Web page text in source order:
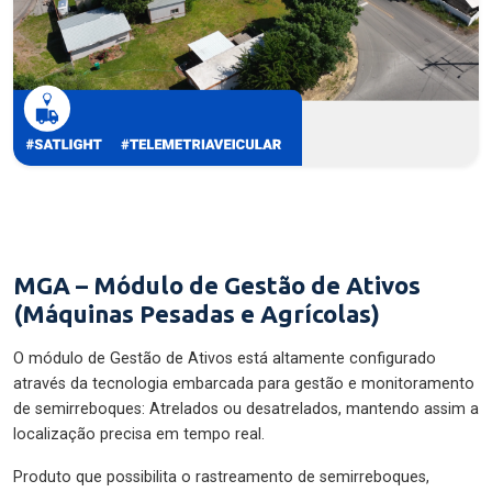
MGA – Módulo de Gestão de Ativos
(Máquinas Pesadas e Agrícolas)
O módulo de Gestão de Ativos está altamente configurado
através da tecnologia embarcada para gestão e monitoramento
de semirreboques: Atrelados ou desatrelados, mantendo assim a
localização precisa em tempo real.
Produto que possibilita o rastreamento de semirreboques,